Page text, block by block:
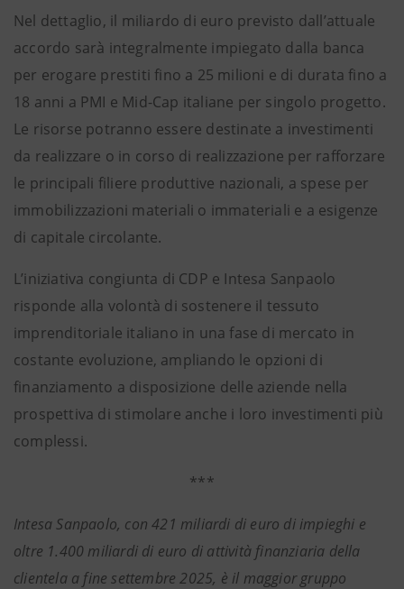
Nel dettaglio, il miliardo di euro previsto dall’attuale
accordo sarà integralmente impiegato dalla banca
per erogare prestiti fino a 25 milioni e di durata fino a
18 anni a PMI e Mid-Cap italiane per singolo progetto.
Le risorse potranno essere destinate a investimenti
da realizzare o in corso di realizzazione per rafforzare
le principali filiere produttive nazionali, a spese per
immobilizzazioni materiali o immateriali e a esigenze
di capitale circolante.
L’iniziativa congiunta di CDP e Intesa Sanpaolo
risponde alla volontà di sostenere il tessuto
imprenditoriale italiano in una fase di mercato in
costante evoluzione, ampliando le opzioni di
finanziamento a disposizione delle aziende nella
prospettiva di stimolare anche i loro investimenti più
complessi.
***
Intesa Sanpaolo, con 421 miliardi di euro di impieghi e
oltre 1.400 miliardi di euro di attività finanziaria della
clientela a fine settembre 2025, è il maggior gruppo